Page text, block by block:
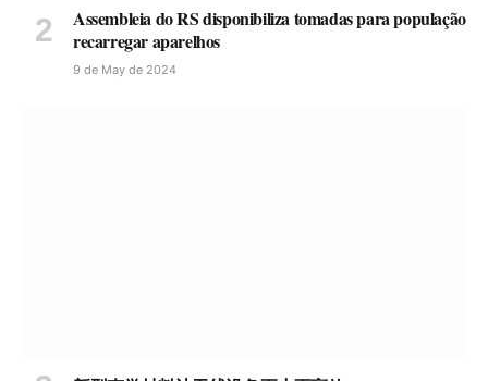
Assembleia do RS disponibiliza tomadas para população
recarregar aparelhos
9 de May de 2024